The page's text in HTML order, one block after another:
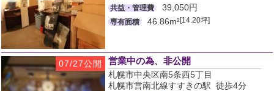
共益・管理費
39,050円
専有面積 46.86m²[14.20坪]
07/27公開 営業中の為、非公開
札幌市中央区南5条西5丁目
札幌市営南北線すすきの駅 徒歩4分